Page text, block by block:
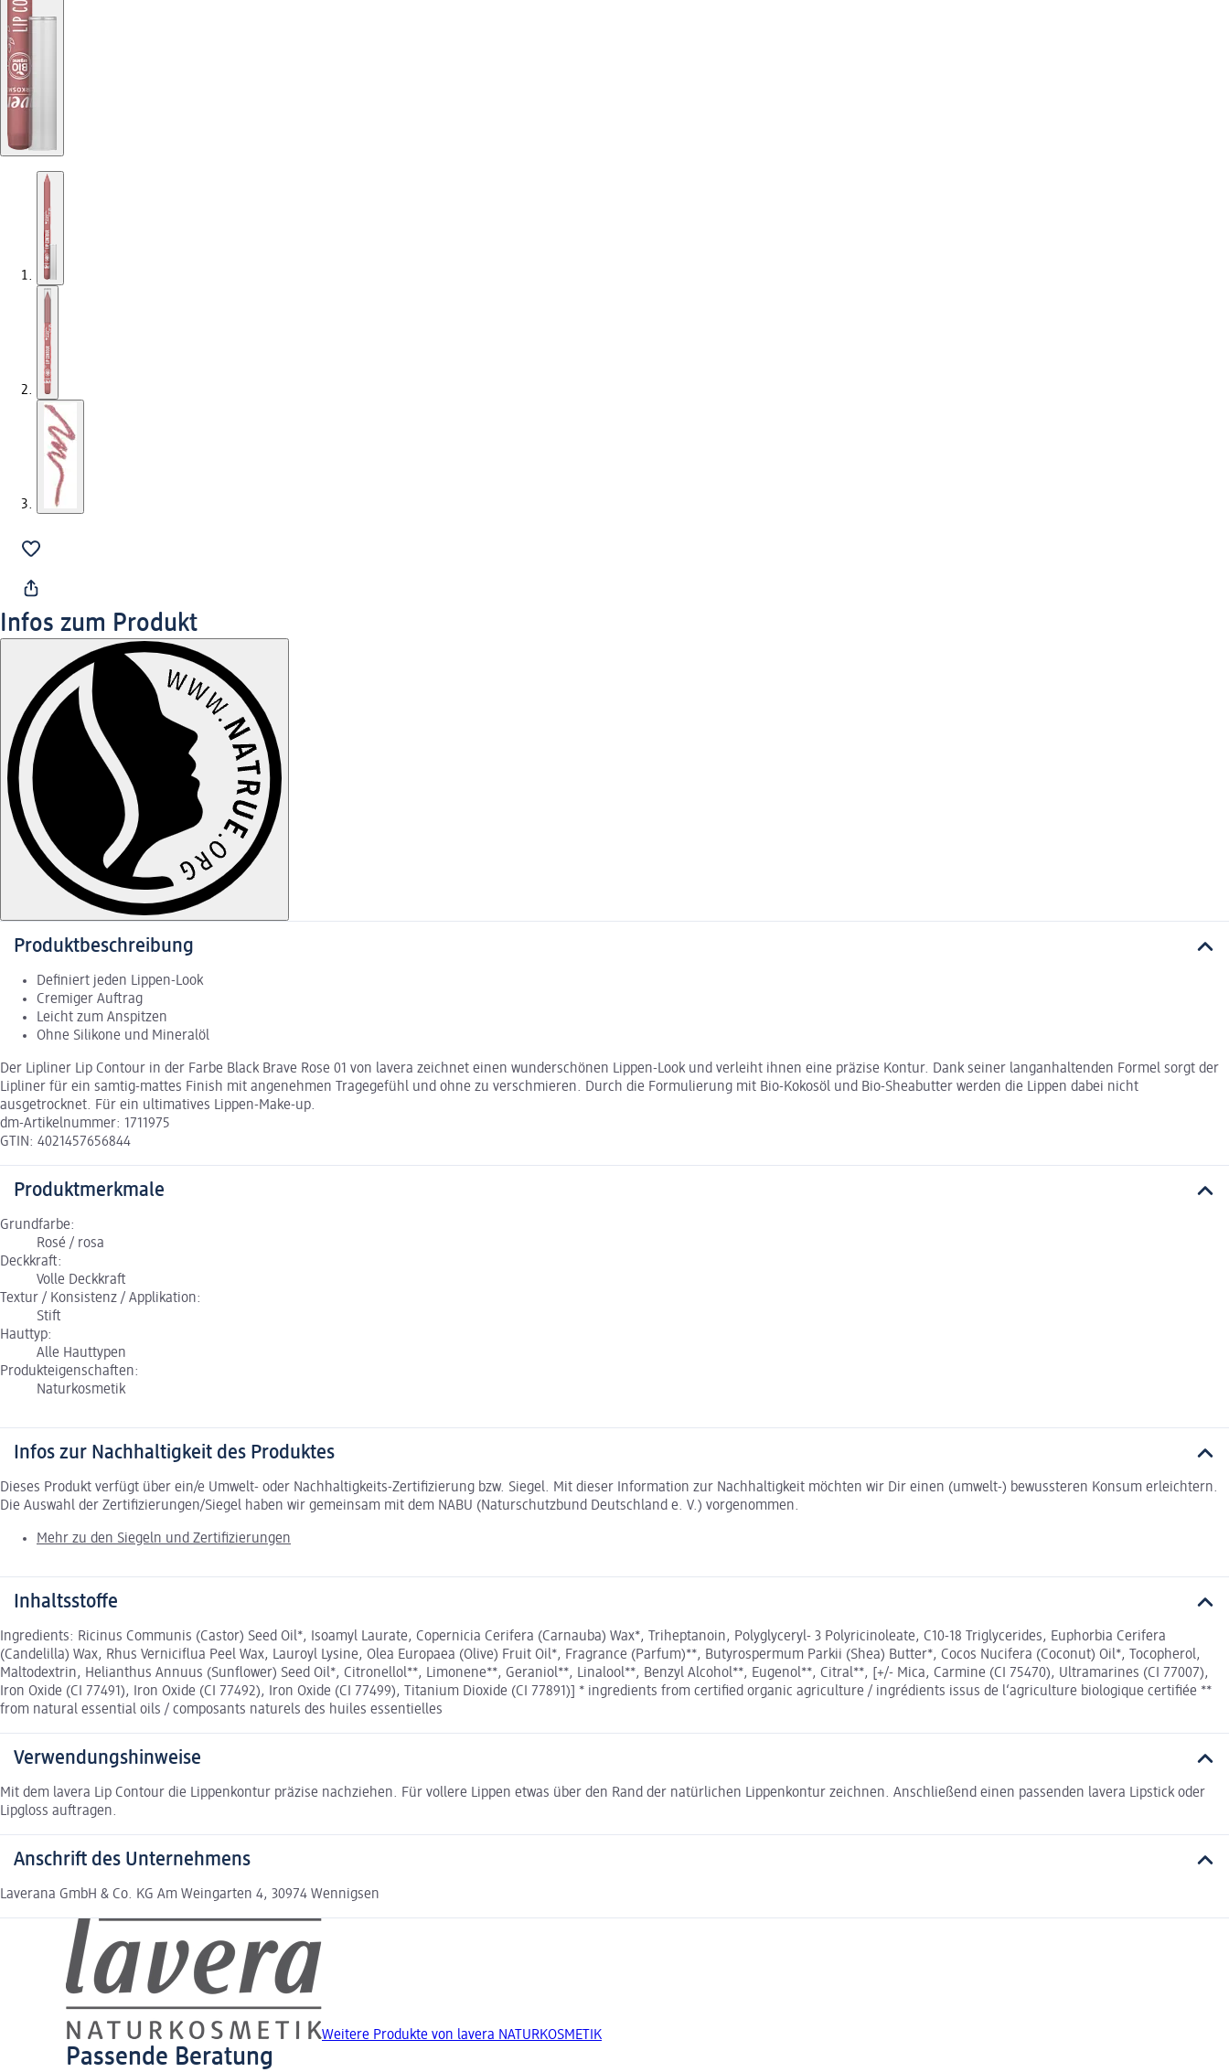
Infos zum Produkt
Produktbeschreibung
Definiert jeden Lippen-Look
Cremiger Auftrag
Leicht zum Anspitzen
Ohne Silikone und Mineralöl
Der Lipliner Lip Contour in der Farbe Black Brave Rose 01 von lavera zeichnet einen wunderschönen Lippen-Look und verleiht ihnen eine präzise Kontur. Dank seiner langanhaltenden Formel sorgt der
Lipliner für ein samtig-mattes Finish mit angenehmen Tragegefühl und ohne zu verschmieren. Durch die Formulierung mit Bio-Kokosöl und Bio-Sheabutter werden die Lippen dabei nicht
ausgetrocknet. Für ein ultimatives Lippen-Make-up.
dm-Artikelnummer: 1711975
GTIN: 4021457656844
Produktmerkmale
Grundfarbe:
Rosé / rosa
Deckkraft:
Volle Deckkraft
Textur / Konsistenz / Applikation:
Stift
Hauttyp:
Alle Hauttypen
Produkteigenschaften:
Naturkosmetik
Infos zur Nachhaltigkeit des Produktes
Dieses Produkt verfügt über ein/e Umwelt- oder Nachhaltigkeits-Zertifizierung bzw. Siegel. Mit dieser Information zur Nachhaltigkeit möchten wir Dir einen (umwelt-) bewussteren Konsum erleichtern.
Die Auswahl der Zertifizierungen/Siegel haben wir gemeinsam mit dem NABU (Naturschutzbund Deutschland e. V.) vorgenommen.
Mehr zu den Siegeln und Zertifizierungen
Inhaltsstoffe
Ingredients: Ricinus Communis (Castor) Seed Oil*, Isoamyl Laurate, Copernicia Cerifera (Carnauba) Wax*, Triheptanoin, Polyglyceryl- 3 Polyricinoleate, C10-18 Triglycerides, Euphorbia Cerifera
(Candelilla) Wax, Rhus Verniciflua Peel Wax, Lauroyl Lysine, Olea Europaea (Olive) Fruit Oil*, Fragrance (Parfum)**, Butyrospermum Parkii (Shea) Butter*, Cocos Nucifera (Coconut) Oil*, Tocopherol,
Maltodextrin, Helianthus Annuus (Sunflower) Seed Oil*, Citronellol**, Limonene**, Geraniol**, Linalool**, Benzyl Alcohol**, Eugenol**, Citral**, [+/- Mica, Carmine (CI 75470), Ultramarines (CI 77007),
Iron Oxide (CI 77491), Iron Oxide (CI 77492), Iron Oxide (CI 77499), Titanium Dioxide (CI 77891)] * ingredients from certified organic agriculture / ingrédients issus de l‘agriculture biologique certifiée **
from natural essential oils / composants naturels des huiles essentielles
Verwendungshinweise
Mit dem lavera Lip Contour die Lippenkontur präzise nachziehen. Für vollere Lippen etwas über den Rand der natürlichen Lippenkontur zeichnen. Anschließend einen passenden lavera Lipstick oder
Lipgloss auftragen.
Anschrift des Unternehmens
Laverana GmbH & Co. KG Am Weingarten 4, 30974 Wennigsen
Weitere Produkte von lavera NATURKOSMETIK
Passende Beratung